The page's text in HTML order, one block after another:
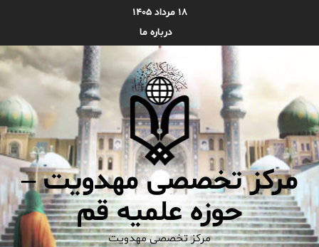
۱۸ مرداد ۱۴۰۵
درباره ما
مرکز تخصصی مهدویت –
حوزه علمیه قم
مرکز تخصصی مهدویت